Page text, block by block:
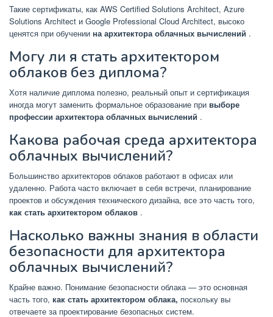
Такие сертификаты, как AWS Certified Solutions Architect, Azure
Solutions Architect и Google Professional Cloud Architect, высоко
ценятся при обучении на архитектора облачных вычислений .
Могу ли я стать архитектором
облаков без диплома?
Хотя наличие диплома полезно, реальный опыт и сертификация
иногда могут заменить формальное образование при выборе
профессии архитектора облачных вычислений .
Какова рабочая среда архитектора
облачных вычислений?
Большинство архитекторов облаков работают в офисах или
удаленно. Работа часто включает в себя встречи, планирование
проектов и обсуждения технического дизайна, все это часть того,
как стать архитектором облаков .
Насколько важны знания в области
безопасности для архитектора
облачных вычислений?
Крайне важно. Понимание безопасности облака — это основная
часть того, как стать архитектором облака, поскольку вы
отвечаете за проектирование безопасных систем.